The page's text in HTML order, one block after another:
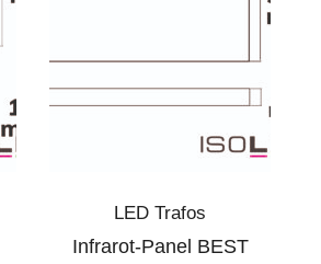
LED Trafos
Infrarot-Panel BEST